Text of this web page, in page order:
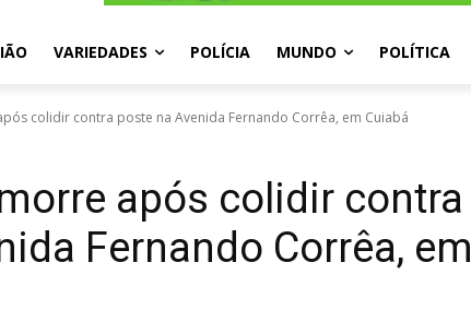
VARIEDADES POLÍCIA MUNDO POLÍTICA
colidir contra poste na Avenida Fernando Corrêa, em Cuiabá
após colidir contra
Fernando Corrêa, em